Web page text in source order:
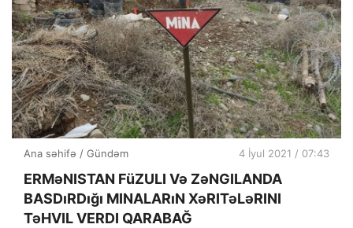
Ana səhifə / Gündəm 4 İyul 2021 / 07:43
ERMəNISTAN FüZULI Və ZəNGILANDA
BASDıRDığı MINALARıN XəRITəLəRINI
TəHVIL VERDI QARABAĞ